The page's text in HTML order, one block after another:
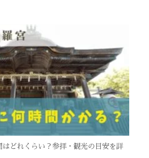
はどれくらい？参拝・観光の目安を詳